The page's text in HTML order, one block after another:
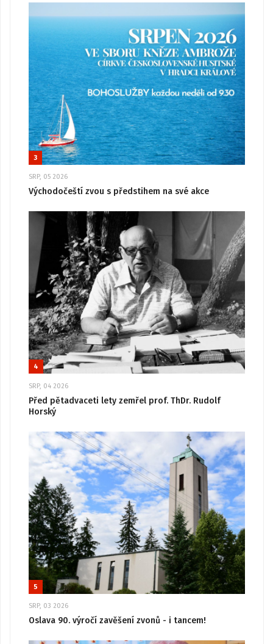
3
SRP, 05 2026
Východočeští zvou s předstihem na své akce
4
SRP, 04 2026
Před pětadvaceti lety zemřel prof. ThDr. Rudolf
Horský
5
SRP, 03 2026
Oslava 90. výročí zavěšení zvonů - i tancem!